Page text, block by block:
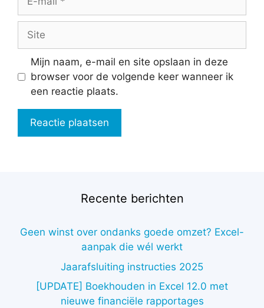
Site
Mijn naam, e-mail en site opslaan in deze
browser voor de volgende keer wanneer ik
een reactie plaats.
Recente berichten
Geen winst over ondanks goede omzet? Excel-
aanpak die wél werkt
Jaarafsluiting instructies 2025
[UPDATE] Boekhouden in Excel 12.0 met
nieuwe financiële rapportages